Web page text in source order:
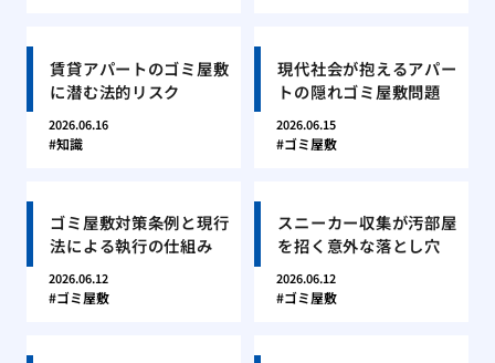
賃貸アパートのゴミ屋敷
に潜む法的リスク
2026.06.16
知識
現代社会が抱えるアパー
トの隠れゴミ屋敷問題
2026.06.15
ゴミ屋敷
ゴミ屋敷対策条例と現行
法による執行の仕組み
2026.06.12
ゴミ屋敷
スニーカー収集が汚部屋
を招く意外な落とし穴
2026.06.12
ゴミ屋敷